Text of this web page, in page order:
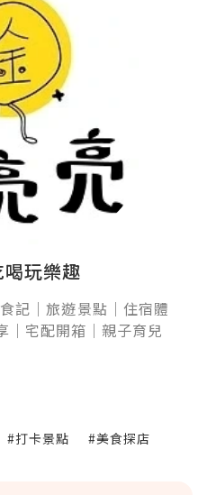
玩樂趣
記｜旅遊景點｜住宿體
｜宅配開箱｜親子育兒
#打卡景點 #美食探店